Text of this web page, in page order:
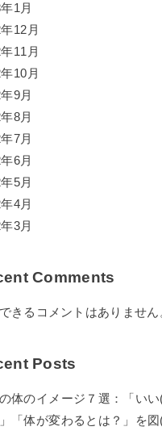
1月
12月
11月
10月
9月
8月
7月
6月
5月
4月
3月
Comments
きるコメントはありません
Posts
体のイメージ７選：「いい
「体が変わるとは？」を